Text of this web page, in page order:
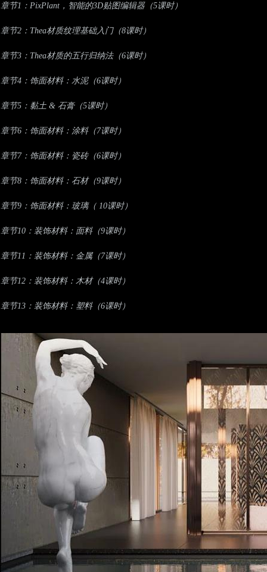
章节1：PixPlant，智能的3D贴图编辑器（5课时）
章节2：Thea材质纹理基础入门（8课时）
章节3：Thea材质的五行归纳法（6课时）
章节4：饰面材料：水泥（6课时）
章节5：黏土 & 石膏（5课时）
章节6：饰面材料：涂料（7课时）
章节7：饰面材料：瓷砖（6课时）
章节8：饰面材料：石材（9课时）
章节9：饰面材料：玻璃（ 10课时）
章节10：装饰材料：面料（9课时）
章节11：装饰材料：金属（7课时）
章节12：装饰材料：木材（4课时）
章节13：装饰材料：塑料（6课时）